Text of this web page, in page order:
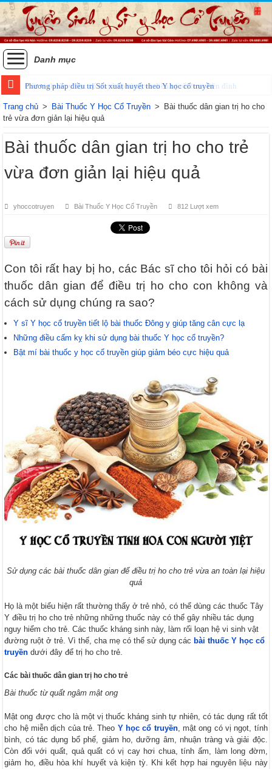
Danh mục
Phương pháp điều trị Sốt xuất huyết theo Y học cổ truyền
Trang chủ > Bài Thuốc Y Học Cổ Truyền > Bài thuốc dân gian trị ho cho
trẻ vừa đơn giản lại hiệu quả
Bài thuốc dân gian trị ho cho trẻ
vừa đơn giản lại hiệu quả
yhoccotruyen Bài Thuốc Y Học Cổ Truyền 812 Lượt xem
Con tôi rất hay bị ho, các Bác sĩ cho tôi hỏi có bài
thuốc dân gian để điều trị ho cho con không và
cách sử dụng chúng ra sao?
Y sĩ Y học cổ truyền tiết lộ bài thuốc Đông y giúp tăng cân cực lạ
Những điều cấm kỵ khi sử dụng bài thuốc Y học cổ truyền?
Bật mí bài thuốc y học cổ truyền giúp giảm béo cực hiệu quả
Sử dụng các bài thuốc dân gian để điều trị ho cho trẻ vừa an toàn lại hiệu
quả
Họ là một biểu hiện rất thường thấy ở trẻ nhỏ, có thể dùng các thuốc Tây
Y điều trị ho cho trẻ những những thuốc này có thể gây nhiều tác dụng
nguy hiểm cho trẻ. Các thuốc kháng sinh này, làm rối loạn hệ vi sinh vật
đường ruột ở trẻ. Vì thế, cha mẹ có thể sử dụng các bài thuốc Y học cổ
truyền dưới đây để trị ho cho trẻ.
Các bài thuốc dân gian trị ho cho trẻ
Bài thuốc từ quất ngâm mật ong
Mật ong được cho là một vị thuốc kháng sinh tự nhiên, có tác dụng rất tốt
cho hệ miễn dịch của trẻ. Theo Y học cổ truyền, mật ong có vị ngọt, tính
bình, có tác dụng bổ phế, giảm ho, dưỡng âm, nhuận tràng và giải độc.
Còn đối với quất, quả quất có vị cay hơi chua, tính ấm, làm long đờm,
giảm ho, điều hòa khí huyết và kiện tỳ. Khi kết hợp hai nguyên liệu này